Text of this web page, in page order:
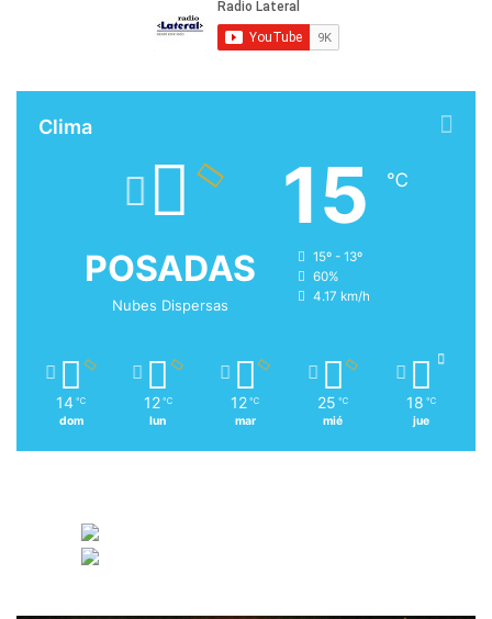
Clima
POSADAS
Nubes Dispersas
15 ℃
15º - 13º
60%
4.17 km/h
14 ℃
dom
12 ℃
lun
12 ℃
mar
25 ℃
mié
18 ℃
jue